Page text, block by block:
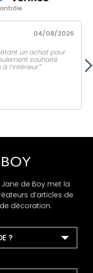
04/08/2026
étant un achat pour
souhaité
l’intérieur.ˮ
de Boy met la
d’articles de
décoration.
?